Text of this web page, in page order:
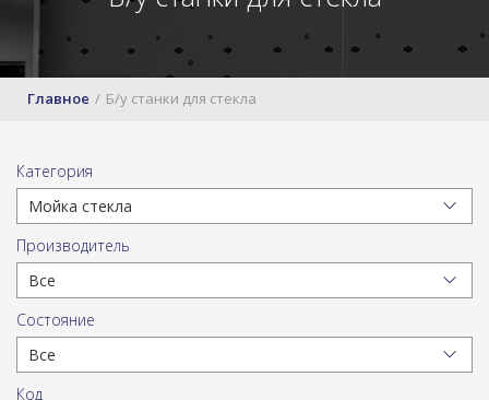
Главное Б/у станки для стекла
Категория
Производитель
Состояние
Код